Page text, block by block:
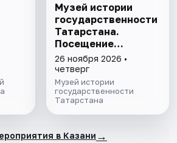
Музей истории
государственности
Татарстана.
Посещение
выставочного зала
и экспозиции
26 ноября 2026 •
четверг
Музей истории
государственности
Татарстана
в Казани →